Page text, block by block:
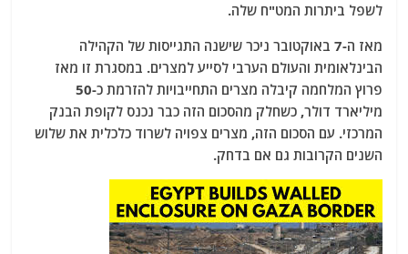
לשפל ביתרות המט"ח שלה.
מאז ה-7 באוקטובר ניכר שישנה התגייסות של הקהילה
הבינלאומית והעולם הערבי לסייע למצרים. במסגרת זו מאז
פרוץ המלחמה קיבלה מצרים התחייבויות להזרמת כ-50
מיליארד דולר, כשחלק מהסכום הזה כבר נכנס לקופת הבנק
המרכזי. עם הסכום הזה, מצרים צפויה לשרוד כלכלית את שלוש
השנים הקרובות גם אם בדחק.